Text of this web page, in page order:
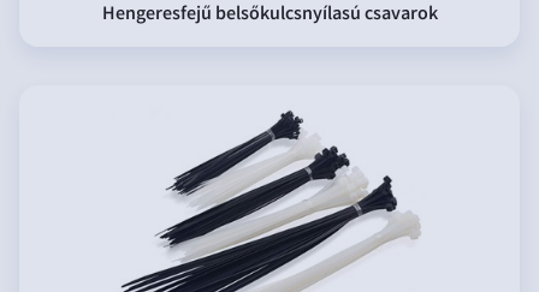
Hengeresfejű belsőkulcsnyílasú csavarok